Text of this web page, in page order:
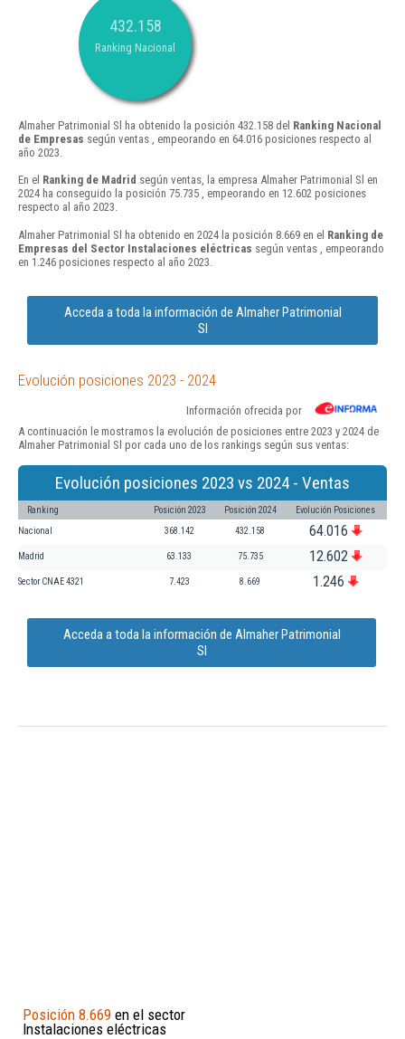
432.158
Ranking Nacional
Almaher Patrimonial Sl ha obtenido la posición 432.158 del Ranking Nacional
de Empresas según ventas , empeorando en 64.016 posiciones respecto al
año 2023.
En el Ranking de Madrid según ventas, la empresa Almaher Patrimonial Sl en
2024 ha conseguido la posición 75.735 , empeorando en 12.602 posiciones
respecto al año 2023.
Almaher Patrimonial Sl ha obtenido en 2024 la posición 8.669 en el Ranking de
Empresas del Sector Instalaciones eléctricas según ventas , empeorando
en 1.246 posiciones respecto al año 2023.
Acceda a toda la información de Almaher Patrimonial
Sl
Evolución posiciones 2023 - 2024
Información ofrecida por
A continuación le mostramos la evolución de posiciones entre 2023 y 2024 de
Almaher Patrimonial Sl por cada uno de los rankings según sus ventas:
Evolución posiciones 2023 vs 2024 - Ventas
Ranking Posición 2023 Posición 2024 Evolución Posiciones
Nacional 368.142 432.158 64.016
Madrid 63.133 75.735 12.602
Sector CNAE 4321 7.423 8.669 1.246
Acceda a toda la información de Almaher Patrimonial
Sl
Posición 8.669 en el sector
Instalaciones eléctricas